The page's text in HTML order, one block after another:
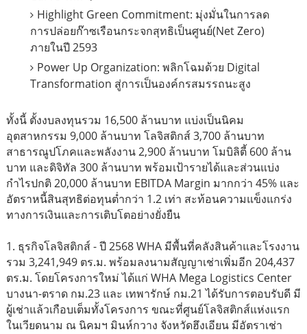
Highlight Green Commitment: มุ่งมั่นในการลด
การปล่อยก๊าซเรือนกระจกสุทธิเป็นศูนย์(Net Zero)
ภายในปี 2593
Power Up Organization: พลิกโฉมด้วย Digital
Transformation สู่การเป็นองค์กรสมรรถนะสูง
ทั้งนี้ ตั้งงบลงทุนรวม 16,500 ล้านบาท แบ่งเป็นนิคม
อุตสาหกรรม 9,000 ล้านบาท โลจิสติกส์ 3,700 ล้านบาท
สาธารณูปโภคและพลังงาน 2,900 ล้านบาท โมบิลิตี้ 600 ล้าน
บาท และดิจิทัล 300 ล้านบาท พร้อมเป้ารายได้และส่วนแบ่ง
กำไรปกติ 20,000 ล้านบาท EBITDA Margin มากกว่า 45% และ
อัตราหนี้สินสุทธิต่อทุนต่ำกว่า 1.2 เท่า สะท้อนความแข็งแกร่ง
ทางการเงินและการเติบโตอย่างยั่งยืน
1. ธุรกิจโลจิสติกส์ - ปี 2568 WHA มีพื้นที่คลังสินค้าและโรงงาน
รวม 3,241,949 ตร.ม. พร้อมลงนามสัญญาเช่าเพิ่มอีก 204,437
ตร.ม. โดยโครงการใหม่ ได้แก่ WHA Mega Logistics Center
บางนา-ตราด กม.23 และ เทพารักษ์ กม.21 ได้รับการตอบรับดี มี
ผู้เช่าแล้วเกือบเต็มทั้งโครงการ ขณะที่ศูนย์โลจิสติกส์แห่งแรก
ในเวียดนาม ณ นิคมฯ มินห์กวาง จังหวัดฮึงเอียน มีอัตราเช่า